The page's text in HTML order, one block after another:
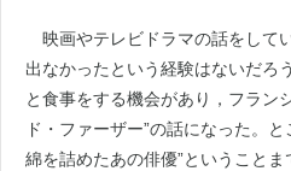
映画やテレビドラマの話をして
出なかったという経験はないだろ
と食事をする機会があり，フラン
ド・ファーザー”の話になった。
綿を詰めたあの俳優”ということ